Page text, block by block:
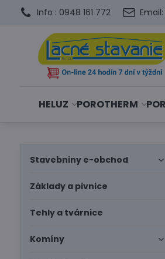
Info : 0948 161 772
HELUZ POROTHERM
Stavebniny e-obchod
Základy a pivnice
Tehly a tvárnice
Komíny